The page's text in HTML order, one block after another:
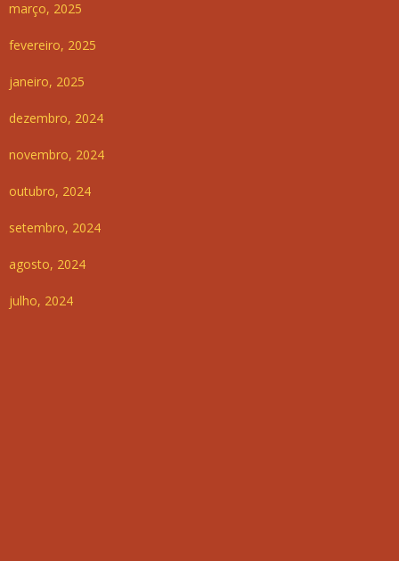
março, 2025
fevereiro, 2025
janeiro, 2025
dezembro, 2024
novembro, 2024
outubro, 2024
setembro, 2024
agosto, 2024
julho, 2024